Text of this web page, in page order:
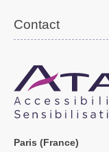
Contact
Paris (France)